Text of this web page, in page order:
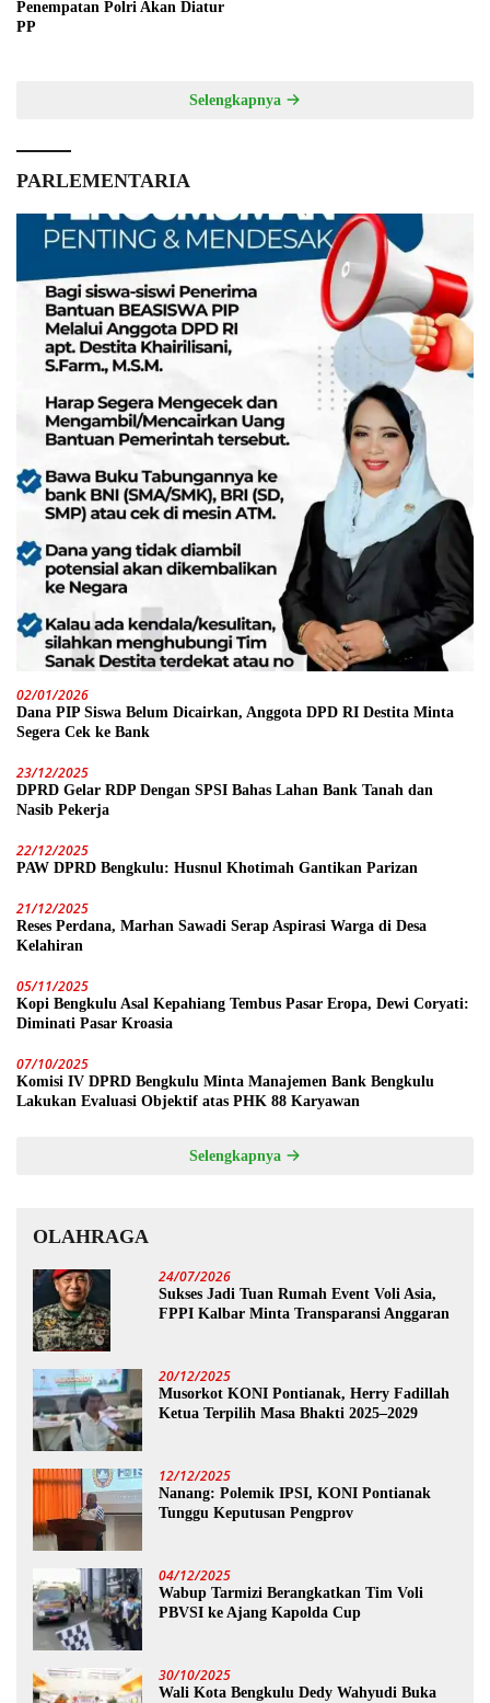
Penempatan Polri Akan Diatur
PP
Selengkapnya
PARLEMENTARIA
02/01/2026
Dana PIP Siswa Belum Dicairkan, Anggota DPD RI Destita Minta
Segera Cek ke Bank
23/12/2025
DPRD Gelar RDP Dengan SPSI Bahas Lahan Bank Tanah dan
Nasib Pekerja
22/12/2025
PAW DPRD Bengkulu: Husnul Khotimah Gantikan Parizan
21/12/2025
Reses Perdana, Marhan Sawadi Serap Aspirasi Warga di Desa
Kelahiran
05/11/2025
Kopi Bengkulu Asal Kepahiang Tembus Pasar Eropa, Dewi Coryati:
Diminati Pasar Kroasia
07/10/2025
Komisi IV DPRD Bengkulu Minta Manajemen Bank Bengkulu
Lakukan Evaluasi Objektif atas PHK 88 Karyawan
Selengkapnya
OLAHRAGA
24/07/2026
Sukses Jadi Tuan Rumah Event Voli Asia,
FPPI Kalbar Minta Transparansi Anggaran
20/12/2025
Musorkot KONI Pontianak, Herry Fadillah
Ketua Terpilih Masa Bhakti 2025–2029
12/12/2025
Nanang: Polemik IPSI, KONI Pontianak
Tunggu Keputusan Pengprov
04/12/2025
Wabup Tarmizi Berangkatkan Tim Voli
PBVSI ke Ajang Kapolda Cup
30/10/2025
Wali Kota Bengkulu Dedy Wahyudi Buka